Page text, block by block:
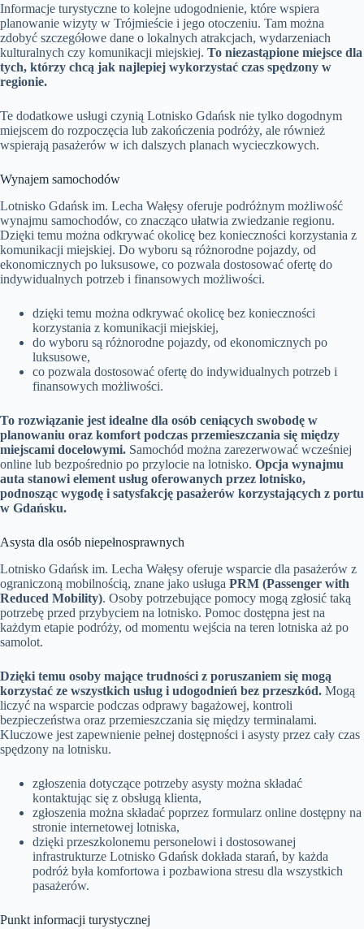
Informacje turystyczne to kolejne udogodnienie, które wspiera
planowanie wizyty w Trójmieście i jego otoczeniu. Tam można
zdobyć szczegółowe dane o lokalnych atrakcjach, wydarzeniach
kulturalnych czy komunikacji miejskiej. To niezastąpione miejsce dla
tych, którzy chcą jak najlepiej wykorzystać czas spędzony w
regionie.
Te dodatkowe usługi czynią Lotnisko Gdańsk nie tylko dogodnym
miejscem do rozpoczęcia lub zakończenia podróży, ale również
wspierają pasażerów w ich dalszych planach wycieczkowych.
Wynajem samochodów
Lotnisko Gdańsk im. Lecha Wałęsy oferuje podróżnym możliwość
wynajmu samochodów, co znacząco ułatwia zwiedzanie regionu.
Dzięki temu można odkrywać okolicę bez konieczności korzystania z
komunikacji miejskiej. Do wyboru są różnorodne pojazdy, od
ekonomicznych po luksusowe, co pozwala dostosować ofertę do
indywidualnych potrzeb i finansowych możliwości.
dzięki temu można odkrywać okolicę bez konieczności
korzystania z komunikacji miejskiej,
do wyboru są różnorodne pojazdy, od ekonomicznych po
luksusowe,
co pozwala dostosować ofertę do indywidualnych potrzeb i
finansowych możliwości.
To rozwiązanie jest idealne dla osób ceniących swobodę w
planowaniu oraz komfort podczas przemieszczania się między
miejscami docelowymi. Samochód można zarezerwować wcześniej
online lub bezpośrednio po przylocie na lotnisko. Opcja wynajmu
auta stanowi element usług oferowanych przez lotnisko,
podnosząc wygodę i satysfakcję pasażerów korzystających z portu
w Gdańsku.
Asysta dla osób niepełnosprawnych
Lotnisko Gdańsk im. Lecha Wałęsy oferuje wsparcie dla pasażerów z
ograniczoną mobilnością, znane jako usługa PRM (Passenger with
Reduced Mobility). Osoby potrzebujące pomocy mogą zgłosić taką
potrzebę przed przybyciem na lotnisko. Pomoc dostępna jest na
każdym etapie podróży, od momentu wejścia na teren lotniska aż po
samolot.
Dzięki temu osoby mające trudności z poruszaniem się mogą
korzystać ze wszystkich usług i udogodnień bez przeszkód. Mogą
liczyć na wsparcie podczas odprawy bagażowej, kontroli
bezpieczeństwa oraz przemieszczania się między terminalami.
Kluczowe jest zapewnienie pełnej dostępności i asysty przez cały czas
spędzony na lotnisku.
zgłoszenia dotyczące potrzeby asysty można składać
kontaktując się z obsługą klienta,
zgłoszenia można składać poprzez formularz online dostępny na
stronie internetowej lotniska,
dzięki przeszkolonemu personelowi i dostosowanej
infrastrukturze Lotnisko Gdańsk dokłada starań, by każda
podróż była komfortowa i pozbawiona stresu dla wszystkich
pasażerów.
Punkt informacji turystycznej